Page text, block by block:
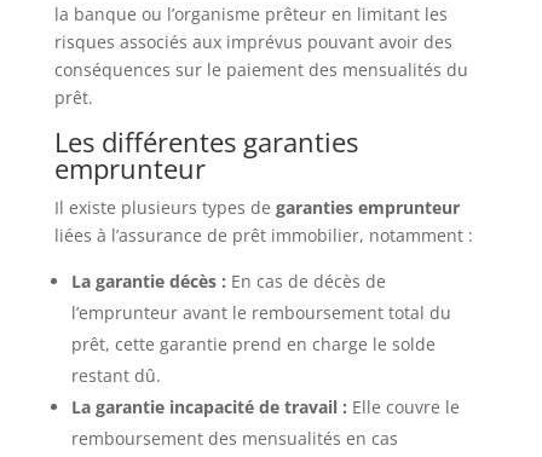
la banque ou l’organisme prêteur en limitant les
risques associés aux imprévus pouvant avoir des
conséquences sur le paiement des mensualités du
prêt.
Les différentes garanties
emprunteur
Il existe plusieurs types de garanties emprunteur
liées à l’assurance de prêt immobilier, notamment :
La garantie décès : En cas de décès de
l’emprunteur avant le remboursement total du
prêt, cette garantie prend en charge le solde
restant dû.
La garantie incapacité de travail : Elle couvre le
remboursement des mensualités en cas